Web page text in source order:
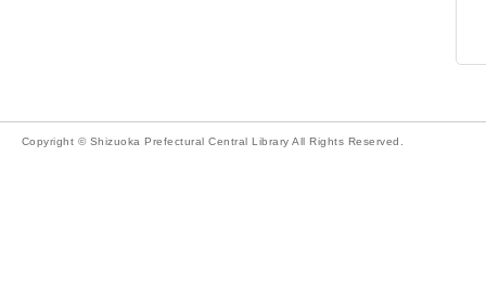
Copyright © Shizuoka Prefectural Central Library All Rights Reserved.